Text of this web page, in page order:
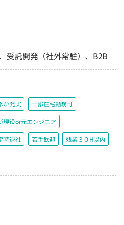
受託開発（社外常駐）、B2B
が充実 一部在宅勤務可
現役or元エンジニア
時退社 若手歓迎 残業３０H以内